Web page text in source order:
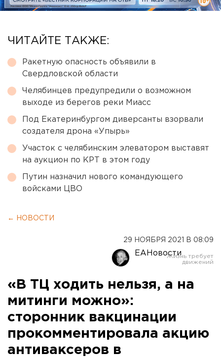
ЧИТАЙТЕ ТАКЖЕ:
Ракетную опасность объявили в
Свердловской области
Челябинцев предупредили о возможном
выходе из берегов реки Миасс
Под Екатеринбургом диверсанты взорвали
создателя дрона «Упырь»
Участок с челябинским элеватором выставят
на аукцион по КРТ в этом году
Путин назначил нового командующего
войсками ЦВО
← НОВОСТИ
29 НОЯБРЯ 2021 В 08:09
ЕАНовости
«В ТЦ ходить нельзя, а на
митинги можно»:
сторонник вакцинации
прокомментировала акцию
антиваксеров в